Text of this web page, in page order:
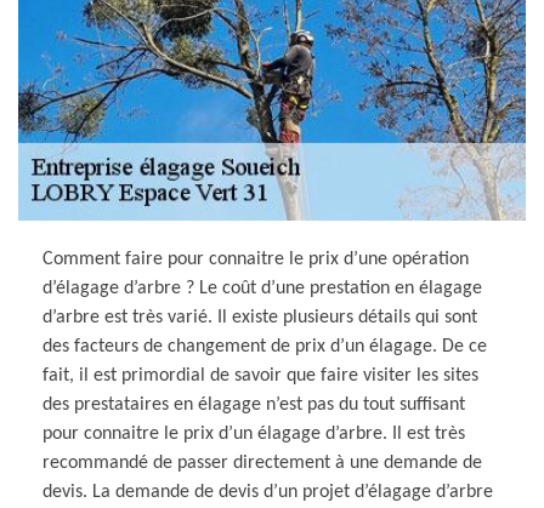
Comment faire pour connaitre le prix d’une opération
d’élagage d’arbre ? Le coût d’une prestation en élagage
d’arbre est très varié. Il existe plusieurs détails qui sont
des facteurs de changement de prix d’un élagage. De ce
fait, il est primordial de savoir que faire visiter les sites
des prestataires en élagage n’est pas du tout suffisant
pour connaitre le prix d’un élagage d’arbre. Il est très
recommandé de passer directement à une demande de
devis. La demande de devis d’un projet d’élagage d’arbre